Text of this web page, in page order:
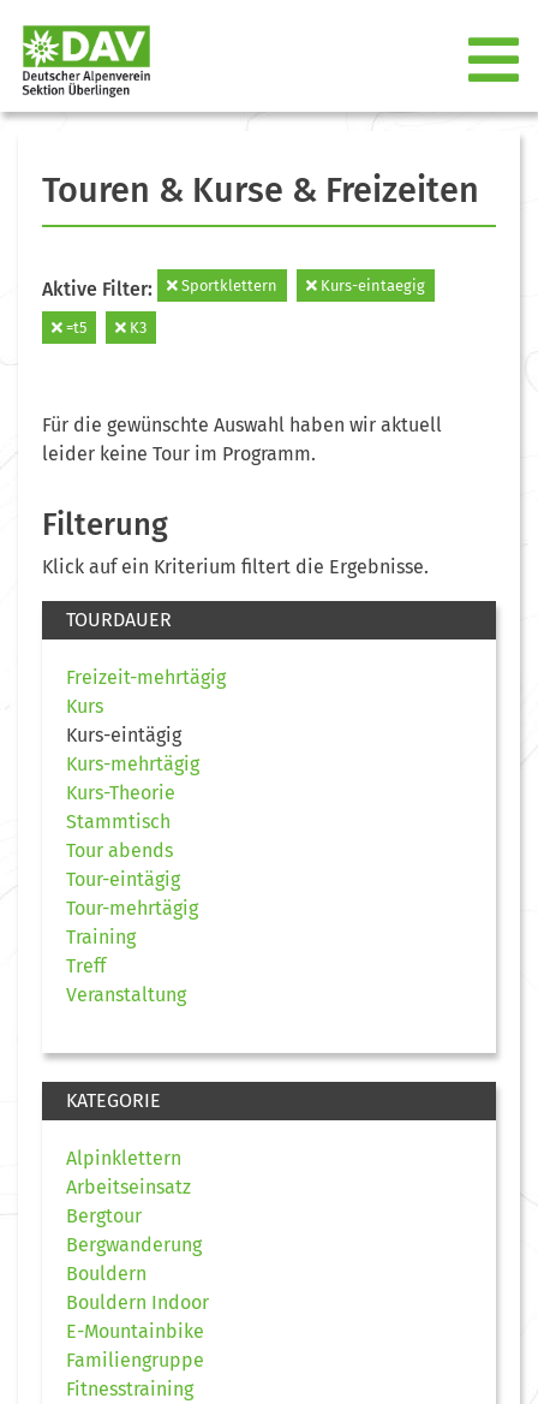
Touren & Kurse & Freizeiten
Aktive Filter: Sportklettern Kurs-eintaegig
=t5 K3
Für die gewünschte Auswahl haben wir aktuell
leider keine Tour im Programm.
Filterung
Klick auf ein Kriterium filtert die Ergebnisse.
TOURDAUER
Freizeit-mehrtägig
Kurs
Kurs-eintägig
Kurs-mehrtägig
Kurs-Theorie
Stammtisch
Tour abends
Tour-eintägig
Tour-mehrtägig
Training
Treff
Veranstaltung
KATEGORIE
Alpinklettern
Arbeitseinsatz
Bergtour
Bergwanderung
Bouldern
Bouldern Indoor
E-Mountainbike
Familiengruppe
Fitnesstraining